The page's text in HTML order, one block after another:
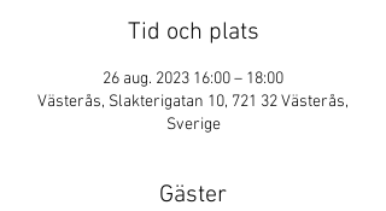
Tid och plats
26 aug. 2023 16:00 – 18:00
Västerås, Slakterigatan 10, 721 32 Västerås,
Sverige
Gäster